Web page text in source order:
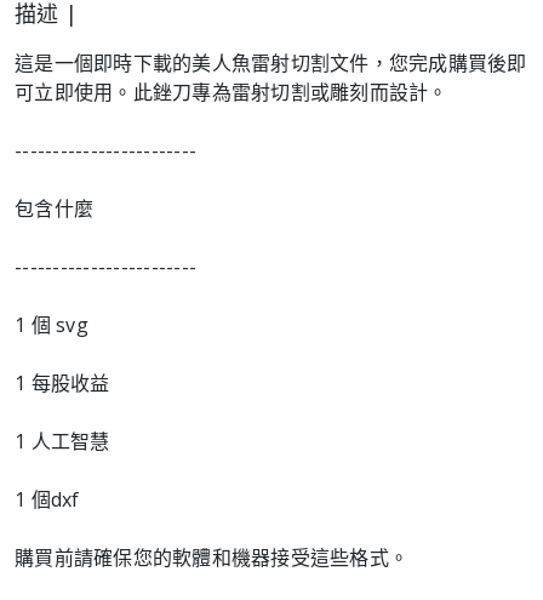
描述 |
這是一個即時下載的美人魚雷射切割文件，您完成購買後即
可立即使用。此銼刀專為雷射切割或雕刻而設計。
------------------------
包含什麼
------------------------
1 個 svg
1 每股收益
1 人工智慧
1 個dxf
購買前請確保您的軟體和機器接受這些格式。